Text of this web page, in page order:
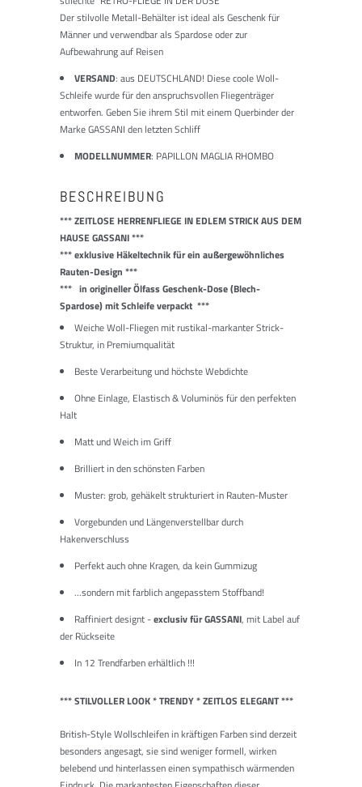
Der stilvolle Metall-Behälter ist ideal als Geschenk für
Männer und verwendbar als Spardose oder zur
Aufbewahrung auf Reisen
VERSAND: aus DEUTSCHLAND! Diese coole Woll-
Schleife wurde für den anspruchsvollen Fliegenträger
entworfen. Geben Sie ihrem Stil mit einem Querbinder der
Marke GASSANI den letzten Schliff
MODELLNUMMER: PAPILLON MAGLIA RHOMBO
BESCHREIBUNG
*** ZEITLOSE HERRENFLIEGE IN EDLEM STRICK AUS DEM
HAUSE GASSANI ***
*** exklusive Häkeltechnik für ein außergewöhnliches
Rauten-Design ***
*** in origineller Ölfass Geschenk-Dose (Blech-
Spardose) mit Schleife verpackt ***
Weiche Woll-Fliegen mit rustikal-markanter Strick-
Struktur, in Premiumqualität
Beste Verarbeitung und höchste Webdichte
Ohne Einlage, Elastisch & Voluminös für den perfekten
Halt
Matt und Weich im Griff
Brilliert in den schönsten Farben
Muster: grob, gehäkelt strukturiert in Rauten-Muster
Vorgebunden und Längenverstellbar durch
Hakenverschluss
Perfekt auch ohne Kragen, da kein Gummizug
...sondern mit farblich angepasstem Stoffband!
Raffiniert designt -exclusiv fürGASSANI, mit Label auf
der Rückseite
In 12 Trendfarben erhältlich !!!
*** STILVOLLER LOOK * TRENDY * ZEITLOS ELEGANT ***
British-Style Wollschleifen in kräftigen Farben sind derzeit
besonders angesagt, sie sind weniger formell, wirken
belebend und hinterlassen einen sympathisch wärmenden